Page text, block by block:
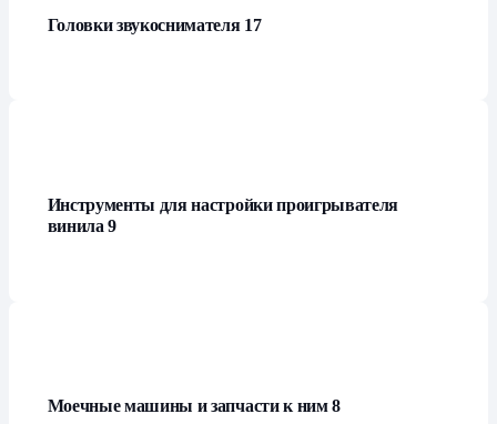
Головки звукоснимателя 17
Инструменты для настройки проигрывателя
винила9
Моечные машины и запчасти к ним8